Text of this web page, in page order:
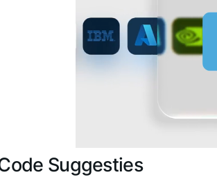
Suggesties